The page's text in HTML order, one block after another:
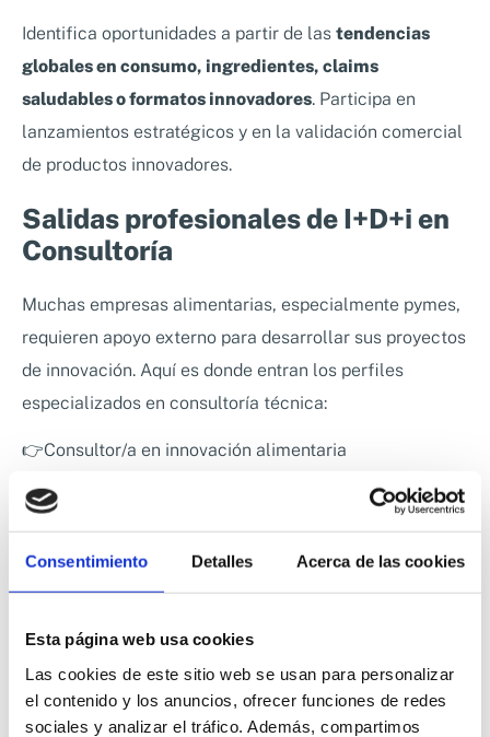
Consentimiento Detalles Acerca de las cookies
Esta página web usa cookies
Las cookies de este sitio web se usan para personalizar
el contenido y los anuncios, ofrecer funciones de redes
sociales y analizar el tráfico. Además, compartimos
Identifica oportunidades a partir de las tendencias
globales en consumo, ingredientes, claims
saludables o formatos innovadores. Participa en
lanzamientos estratégicos y en la validación comercial
de productos innovadores.
Salidas profesionales de I+D+i en
Consultoría
Muchas empresas alimentarias, especialmente pymes,
requieren apoyo externo para desarrollar sus proyectos
de innovación. Aquí es donde entran los perfiles
especializados en consultoría técnica:
👉Consultor/a en innovación alimentaria
Asesora a las empresas en la formulación de nuevos
productos, mejora de procesos, análisis de viabilidad y
cumplimiento normativo. También acompaña en el
acceso a ayudas públicas y programas de
financiación para I+D+i
👉Especialista en certificación y proyectos de I+D+i
Se encarga de prepararmemorias técnicas,